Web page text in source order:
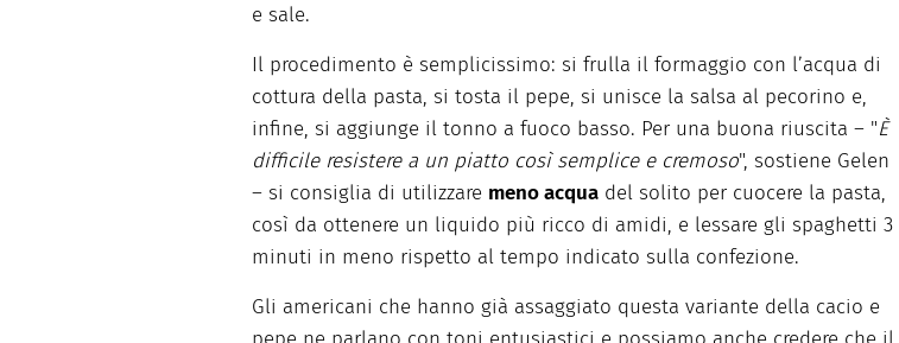
e sale.
Il procedimento è semplicissimo: si frulla il formaggio con l’acqua di
cottura della pasta, si tosta il pepe, si unisce la salsa al pecorino e,
infine, si aggiunge il tonno a fuoco basso. Per una buona riuscita – "È
difficile resistere a un piatto così semplice e cremoso", sostiene Gelen
– si consiglia di utilizzare meno acqua del solito per cuocere la pasta,
così da ottenere un liquido più ricco di amidi, e lessare gli spaghetti 3
minuti in meno rispetto al tempo indicato sulla confezione.
Gli americani che hanno già assaggiato questa variante della cacio e